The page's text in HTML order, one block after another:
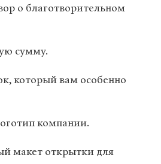
о благотворительном
сумму.
который вам особенно
компании.
макет открытки для